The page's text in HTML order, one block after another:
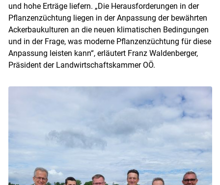
und hohe Erträge liefern. „Die Herausforderungen in der
Pflanzenzüchtung liegen in der Anpassung der bewährten
Ackerbaukulturen an die neuen klimatischen Bedingungen
und in der Frage, was moderne Pflanzenzüchtung für diese
Anpassung leisten kann“, erläutert Franz Waldenberger,
Präsident der Landwirtschaftskammer OÖ.